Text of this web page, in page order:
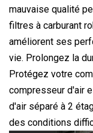
mauvaise qualité
filtres à carburant
améliorent ses
vie. Prolongez la
Protégez votre
compresseur d'air
d'air séparé à 2
des conditions